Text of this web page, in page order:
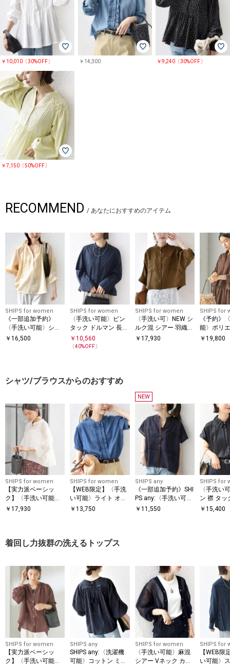
￥10,010〔30%OFF〕 ￥14,300 ￥9,240〔30%OFF〕
￥7,150〔50%OFF〕
RECOMMEND / あなたにおすすめのアイテム
SHIPS for women
《一部追加予約》
〈手洗い可能〉シア
ー タンブラー リボン
￥ 16,500
SHIPS for women
〈手洗い可能〉ピン
タック ドルマン 長袖
シャツ
￥10,560
〔40%OFF〕
SHIPS for women
〈手洗い可〉NEW シ
ルク混 シアー 羽織
シャツ
￥ 17,930
SHIPS for
《予約》
能〉ポリ
エード シ
￥19,800
シャツ/ブラウスからのおすすめ
SHIPS for women
【実力派ベーシッ
ク】〈手洗い可能〉
シルク混 シアー 羽織
￥ 17,930
SHIPS for women
【WEB限定】〈手洗
い可能〉ライト オン
ス フリル デニム 半
￥13,750
NEW
SHIPS any
《一部追加予約》SHI
PS any:〈手洗い可
能〉エンブロイダリ
￥ 11,550
SHIPS for
〈手洗い
ン 襟 タッ
ン ブラウ
￥15,400
着回し力抜群の洗えるトップス
SHIPS for women
【実力派ベーシッ
ク】〈手洗い可能〉I
SHIPS any
SHIPS any:〈洗濯機
可能〉コットン ミッ
SHIPS for women
〈手洗い可能〉麻混
シアー Vネック カー
SHIPS for
【WEB限
い可能〉